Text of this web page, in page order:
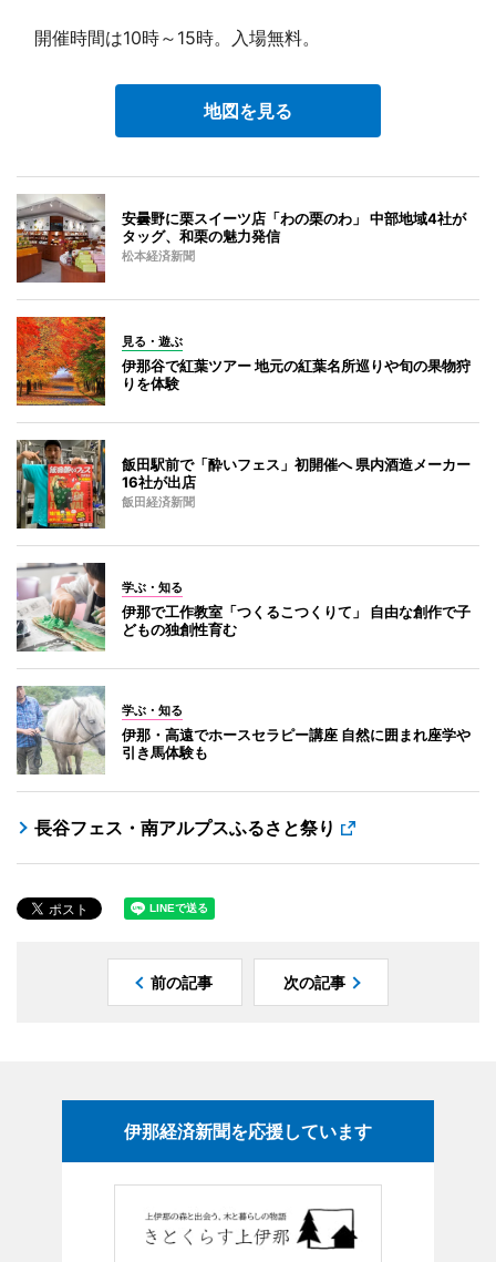
開催時間は10時～15時。入場無料。
地図を見る
安曇野に栗スイーツ店「わの栗のわ」 中部地域4社が
タッグ、和栗の魅力発信
松本経済新聞
見る・遊ぶ
伊那谷で紅葉ツアー 地元の紅葉名所巡りや旬の果物狩
りを体験
飯田駅前で「酔いフェス」初開催へ 県内酒造メーカー
16社が出店
飯田経済新聞
学ぶ・知る
伊那で工作教室「つくるこつくりて」 自由な創作で子
どもの独創性育む
学ぶ・知る
伊那・高遠でホースセラピー講座 自然に囲まれ座学や
引き馬体験も
長谷フェス・南アルプスふるさと祭り
前の記事 次の記事
伊那経済新聞を応援しています